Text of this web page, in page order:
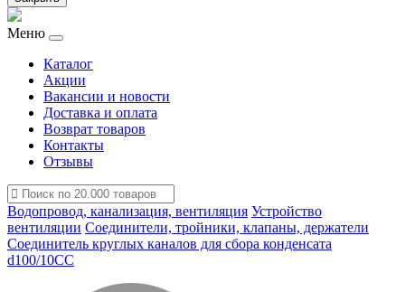
Меню
Каталог
Акции
Вакансии и новости
Доставка и оплата
Возврат товаров
Контакты
Отзывы
Водопровод, канализация, вентиляция Устройство
вентиляции Соединители, тройники, клапаны, держатели
Соединитель круглых каналов для сбора конденсата
d100/10CC